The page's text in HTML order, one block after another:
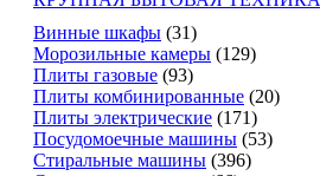
Винные шкафы (31)
Морозильные камеры (129)
Плиты газовые (93)
Плиты комбинированные (20)
Плиты электрические (171)
Посудомоечные машины (53)
Стиральные машины (396)